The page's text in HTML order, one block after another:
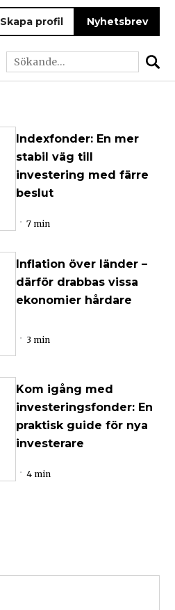
Skapa profil Nyhetsbrev
Indexfonder: En mer
stabil väg till
investering med färre
beslut
7 min
Inflation över länder –
därför drabbas vissa
ekonomier hårdare
3 min
Kom igång med
investeringsfonder: En
praktisk guide för nya
investerare
4 min